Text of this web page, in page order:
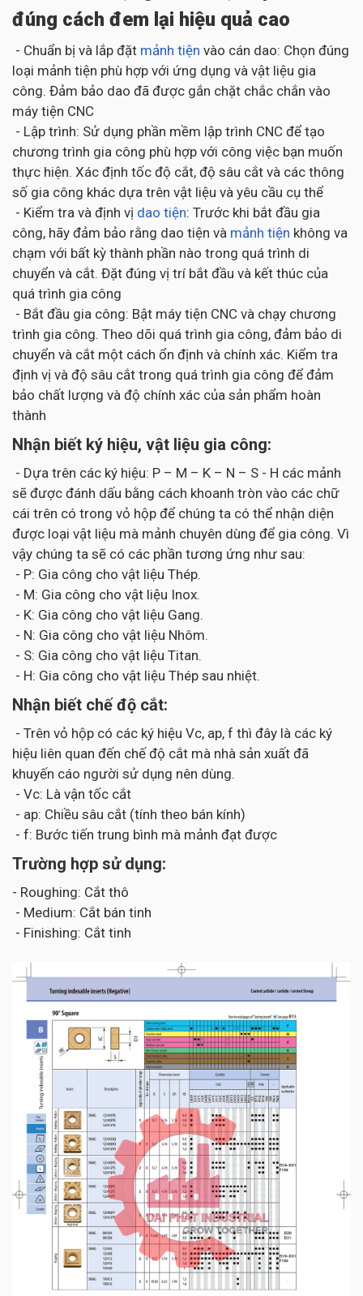
đúng cách đem lại hiệu quả cao
- Chuẩn bị và lắp đặt mảnh tiện vào cán dao: Chọn đúng
loại mảnh tiện phù hợp với ứng dụng và vật liệu gia
công. Đảm bảo dao đã được gắn chặt chắc chắn vào
máy tiện CNC
- Lập trình: Sử dụng phần mềm lập trình CNC để tạo
chương trình gia công phù hợp với công việc bạn muốn
thực hiện. Xác định tốc độ cắt, độ sâu cắt và các thông
số gia công khác dựa trên vật liệu và yêu cầu cụ thể
- Kiểm tra và định vị dao tiện: Trước khi bắt đầu gia
công, hãy đảm bảo rằng dao tiện và mảnh tiện không va
chạm với bất kỳ thành phần nào trong quá trình di
chuyển và cắt. Đặt đúng vị trí bắt đầu và kết thúc của
quá trình gia công
- Bắt đầu gia công: Bật máy tiện CNC và chạy chương
trình gia công. Theo dõi quá trình gia công, đảm bảo di
chuyển và cắt một cách ổn định và chính xác. Kiểm tra
định vị và độ sâu cắt trong quá trình gia công để đảm
bảo chất lượng và độ chính xác của sản phẩm hoàn
thành
Nhận biết ký hiệu, vật liệu gia công:
- Dựa trên các ký hiệu: P – M – K – N – S - H các mảnh
sẽ được đánh dấu bằng cách khoanh tròn vào các chữ
cái trên có trong vỏ hộp để chúng ta có thể nhận diện
được loại vật liệu mà mảnh chuyên dùng để gia công. Vì
vậy chúng ta sẽ có các phần tương ứng như sau:
- P: Gia công cho vật liệu Thép.
- M: Gia công cho vật liệu Inox.
- K: Gia công cho vật liệu Gang.
- N: Gia công cho vật liệu Nhôm.
- S: Gia công cho vật liệu Titan.
- H: Gia công cho vật liệu Thép sau nhiệt.
Nhận biết chế độ cắt:
- Trên vỏ hộp có các ký hiệu Vc, ap, f thì đây là các ký
hiệu liên quan đến chế độ cắt mà nhà sản xuất đã
khuyến cáo người sử dụng nên dùng.
- Vc: Là vận tốc cắt
- ap: Chiều sâu cắt (tính theo bán kính)
- f: Bước tiến trung bình mà mảnh đạt được
Trường hợp sử dụng:
- Roughing: Cắt thô
- Medium: Cắt bán tinh
- Finishing: Cắt tinh